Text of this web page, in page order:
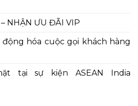
NHẬN ƯU ĐÃI VIP
hóa cuộc gọi khách hàng
tại sự kiện ASEAN India